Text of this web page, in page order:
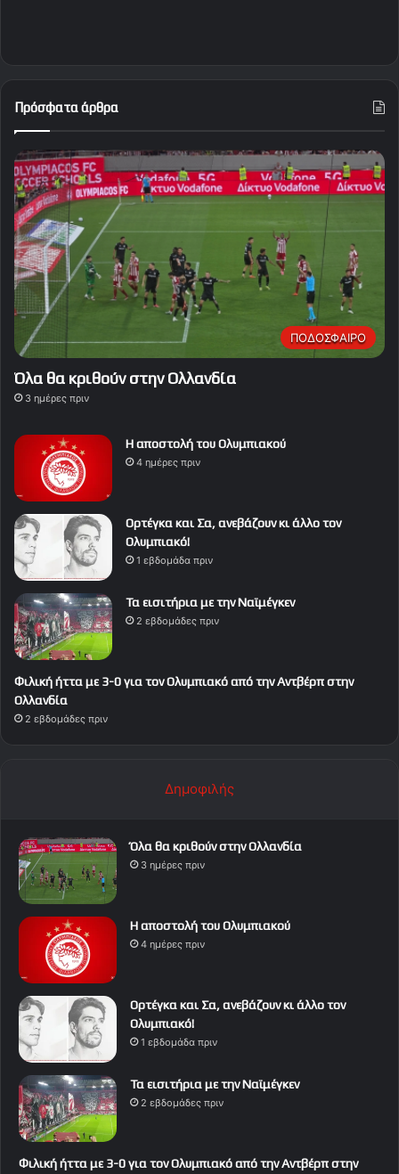
Πρόσφατα άρθρα
ΠΟΔΟΣΦΑΙΡΟ
Όλα θα κριθούν στην Ολλανδία
3 ημέρες πριν
Η αποστολή του Ολυμπιακού
4 ημέρες πριν
Ορτέγκα και Σα, ανεβάζουν κι άλλο τον
Ολυμπιακό!
1 εβδομάδα πριν
Τα εισιτήρια με την Ναϊμέγκεν
2 εβδομάδες πριν
Φιλική ήττα με 3-0 για τον Ολυμπιακό από την Αντβέρπ στην
Ολλανδία
2 εβδομάδες πριν
Δημοφιλής
Όλα θα κριθούν στην Ολλανδία
3 ημέρες πριν
Η αποστολή του Ολυμπιακού
4 ημέρες πριν
Ορτέγκα και Σα, ανεβάζουν κι άλλο τον
Ολυμπιακό!
1 εβδομάδα πριν
Τα εισιτήρια με την Ναϊμέγκεν
2 εβδομάδες πριν
Φιλική ήττα με 3-0 για τον Ολυμπιακό από την Αντβέρπ στην